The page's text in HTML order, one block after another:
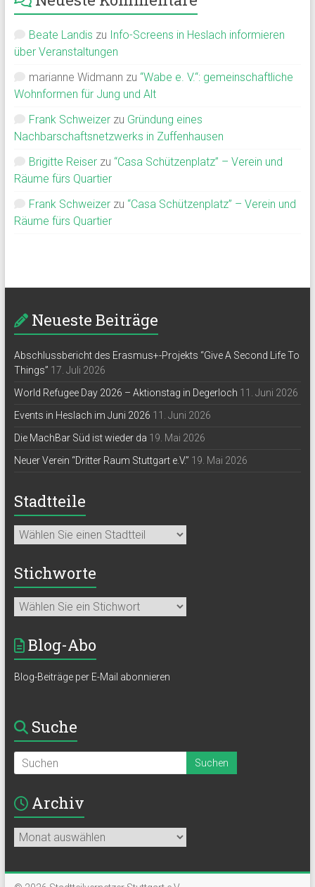
Beate Landis zu Info-Screens in Heslach informieren
über Veranstaltungen
marianne Widmann zu “Wabe e. V.“: gemeinschaftliche
Wohnformen für Jung und Alt
Frank Schweizerzu Gründung eines
Nachbarschaftsnetzwerks in Zuffenhausen
Brigitte Reiserzu “Casa Schützenplatz” – Verein und
Räume fürs Quartier
Frank Schweizerzu “Casa Schützenplatz” – Verein und
Räume fürs Quartier
Neueste Beiträge
Abschlussbericht des Erasmus+-Projekts “Give A Second Life To
Things” 17. Juli 2026
World Refugee Day 2026 – Aktionstag in Degerloch 11. Juni 2026
Events in Heslach im Juni 2026 11. Juni 2026
Die MachBar Süd ist wieder da 19. Mai 2026
Neuer Verein “Dritter Raum Stuttgart e.V.” 19. Mai 2026
Stadtteile
Stichworte
Blog-Abo
Blog-Beiträge per E-Mail abonnieren
Suche
Archiv
Archiv